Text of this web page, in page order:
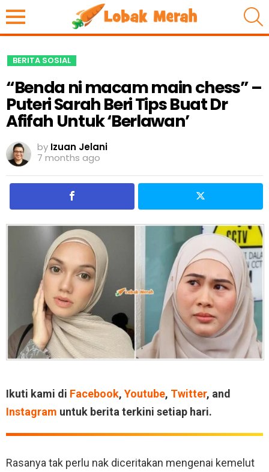
BERITA SOSIAL
“Benda ni macam main chess” –
Puteri Sarah Beri Tips Buat Dr
Afifah Untuk ‘Berlawan’
by Izuan Jelani
7 months ago
Ikuti kami di Facebook, Youtube, Twitter, and
Instagram untuk berita terkini setiap hari.
Rasanya tak perlu nak diceritakan mengenai kemelut